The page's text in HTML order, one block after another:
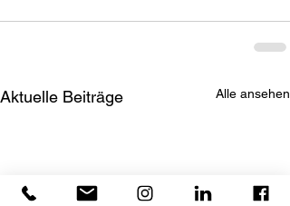
Aktuelle Beiträge Alle ansehen